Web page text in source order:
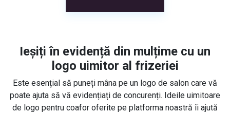
Ieșiți în evidență din mulțime cu un
logo uimitor al frizeriei
Este esențial să puneți mâna pe un logo de salon care vă
poate ajuta să vă evidențiați de concurenți. Ideile uimitoare
de logo pentru coafor oferite pe platforma noastră îi ajută